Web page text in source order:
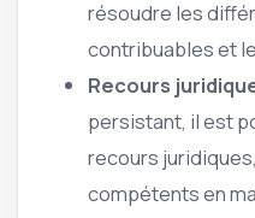
résoudre les
contribuables et
Recours
persistant, il est
recours
compétents en